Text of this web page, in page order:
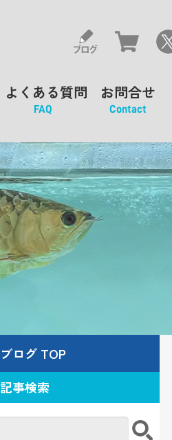
よくある質問
FAQ
お問合せ
Contact
ブログ TOP
記事検索